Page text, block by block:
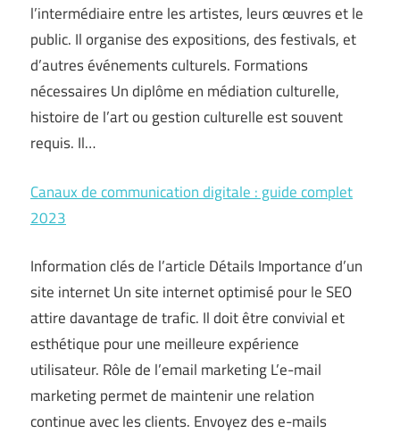
l’intermédiaire entre les artistes, leurs œuvres et le
public. Il organise des expositions, des festivals, et
d’autres événements culturels. Formations
nécessaires Un diplôme en médiation culturelle,
histoire de l’art ou gestion culturelle est souvent
requis. Il…
Canaux de communication digitale : guide complet
2023
Information clés de l’article Détails Importance d’un
site internet Un site internet optimisé pour le SEO
attire davantage de trafic. Il doit être convivial et
esthétique pour une meilleure expérience
utilisateur. Rôle de l’email marketing L’e-mail
marketing permet de maintenir une relation
continue avec les clients. Envoyez des e-mails